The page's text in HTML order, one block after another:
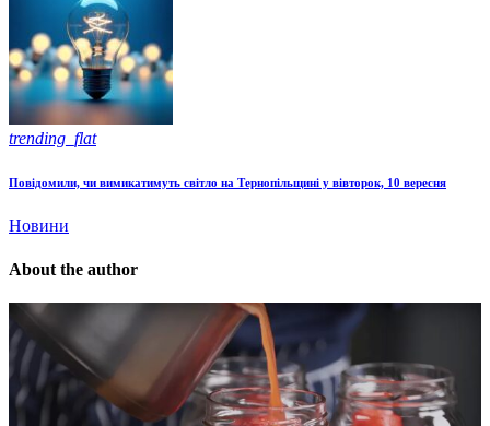
trending_flat
Повідомили, чи вимикатимуть світло на Тернопільщині у вівторок, 10 вересня
Новини
About the author